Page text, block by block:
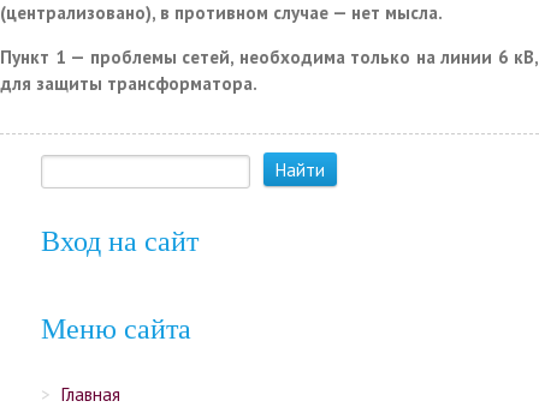
(централизовано), в противном случае — нет мысла.
Пункт 1 — проблемы сетей, необходима только на линии 6 кВ,
для защиты трансформатора.
Вход на сайт
Меню сайта
Главная